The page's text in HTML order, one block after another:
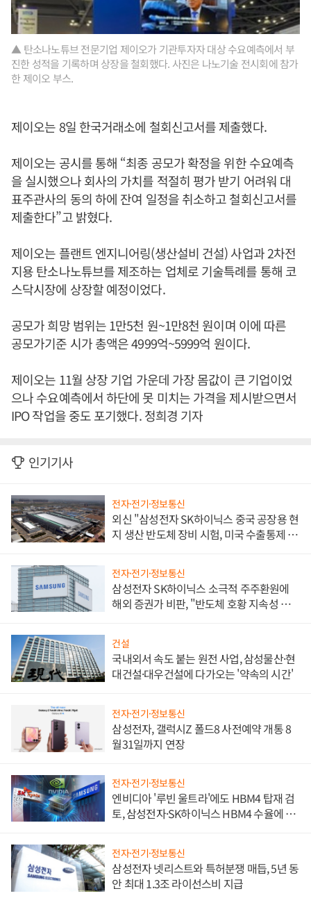
▲ 탄소나노튜브 전문기업 제이오가 기관투자자 대상 수요예측에서 부
진한 성적을 기록하며 상장을 철회했다. 사진은 나노기술 전시회에 참가
한 제이오 부스.
제이오는 8일 한국거래소에 철회신고서를 제출했다.
제이오는 공시를 통해 “최종 공모가 확정을 위한 수요예측
을 실시했으나 회사의 가치를 적절히 평가 받기 어려워 대
표주관사의 동의 하에 잔여 일정을 취소하고 철회신고서를
제출한다”고 밝혔다.
제이오는 플랜트 엔지니어링(생산설비 건설) 사업과 2차전
지용 탄소나노튜브를 제조하는 업체로 기술특례를 통해 코
스닥시장에 상장할 예정이었다.
공모가 희망 범위는 1만5천 원~1만8천 원이며 이에 따른
공모가기준 시가 총액은 4999억~5999억 원이다.
제이오는 11월 상장 기업 가운데 가장 몸값이 큰 기업이었
으나 수요예측에서 하단에 못 미치는 가격을 제시받으면서
IPO 작업을 중도 포기했다. 정희경 기자
인기기사
전자·전기·정보통신
외신 "삼성전자 SK하이닉스 중국 공장용 현
지 생산 반도체 장비 시험, 미국 수출통제 대
전자·전기·정보통신
삼성전자 SK하이닉스 소극적 주주환원에
해외 증권가 비판, "반도체 호황 지속성 의
건설
국내외서 속도 붙는 원전 사업, 삼성물산·현
대건설·대우건설에 다가오는 '약속의 시간'
전자·전기·정보통신
삼성전자, 갤럭시Z 폴드8 사전예약 개통 8
월31일까지 연장
전자·전기·정보통신
엔비디아 '루빈 울트라'에도 HBM4 탑재 검
토, 삼성전자·SK하이닉스 HBM4 수율에 주
전자·전기·정보통신
삼성전자 넷리스트와 특허분쟁 매듭, 5년 동
안 최대 1.3조 라이선스비 지급